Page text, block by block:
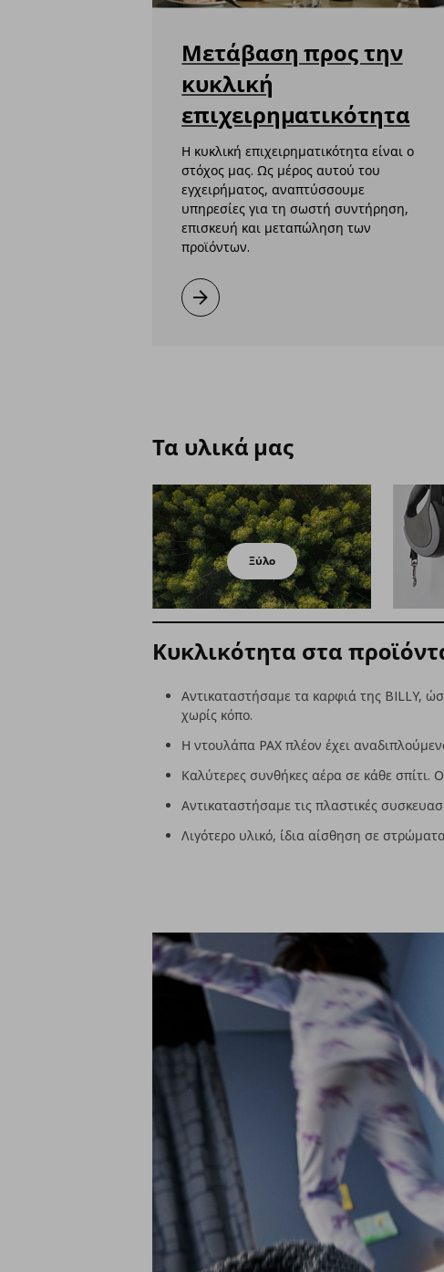
Μετάβαση προς την
κυκλική
επιχειρηματικότητα
Η κυκλική επιχειρηματικότητα είναι ο
στόχος μας. Ως μέρος αυτού του
εγχειρήματος, αναπτύσσουμε
υπηρεσίες για τη σωστή συντήρηση,
επισκευή και μεταπώληση των
προϊόντων.
Μετάβαση προς την κυκλική
Μάθετε περισσότερα
Τα υλικά μας
Ξύλο
Κυκλικότητα στα
Αντικαταστήσαμε τα καρφιά της BILLY,
χωρίς κόπο.
Η ντουλάπα PAX πλέον έχει
Καλύτερες συνθήκες αέρα σε κάθε σπίτι.
Αντικαταστήσαμε τις πλαστικές
Λιγότερο υλικό, ίδια αίσθηση σε